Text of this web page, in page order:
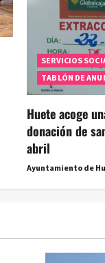
SERVICIOS
TABLÓN DE
Huete acoge
donación de
abril
Ayuntamiento de